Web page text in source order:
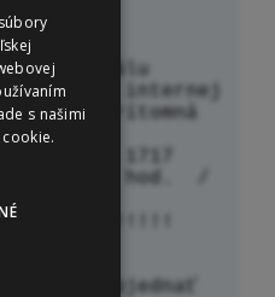
materiálu
v internej
amb. prítomná
036/622 1717
- 12,30 hod.  /
BEZ
objednať
s našimi